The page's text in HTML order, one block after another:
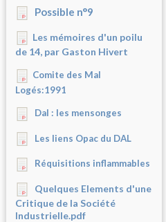
Possible n°9
Les mémoires d'un poilu
de 14, par Gaston Hivert
Comite des Mal
Logés:1991
Dal : les mensonges
Les liens Opac du DAL
Réquisitions inflammables
Quelques Elements d'une
Critique de la Société
Industrielle.pdf